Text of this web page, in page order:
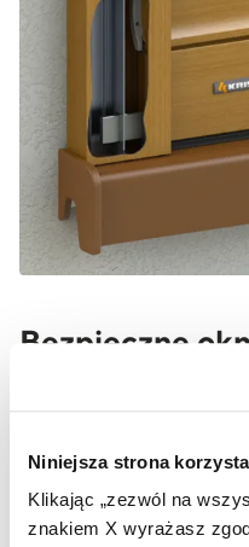
Niniejsza strona
Klikając „zezwól na
znakiem X wyrażasz
Bezpieczne
Załóżmy, że
włamań to robota
szyby, która wydaje się
Tymczasem jest to